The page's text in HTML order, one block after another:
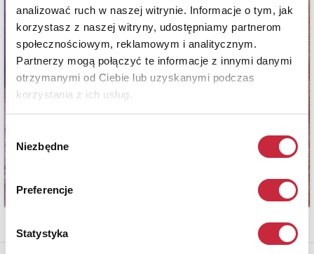
analizować ruch w naszej witrynie. Informacje o tym, jak
korzystasz z naszej witryny, udostępniamy partnerom
społecznościowym, reklamowym i analitycznym.
Partnerzy mogą połączyć te informacje z innymi danymi
otrzymanymi od Ciebie lub uzyskanymi podczas
korzystania z ich usług.
Wybór
zgody
Niezbędne
Preferencje
Statystyka